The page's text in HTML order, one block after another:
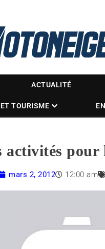
ACTUALITÉ
TOURISME
activités pour
mars 2, 2012 12:00 am